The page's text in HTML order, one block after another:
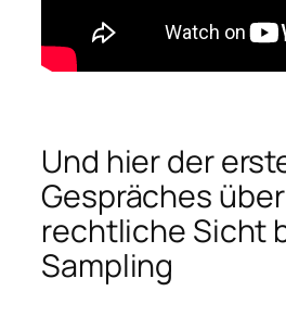
Und hier der
Gespräches
rechtliche Sicht
Sampling